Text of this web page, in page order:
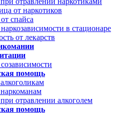
от наркотиков
спайса
в стационаре
от лекарств
помощь
отравлении алкоголем
помощь